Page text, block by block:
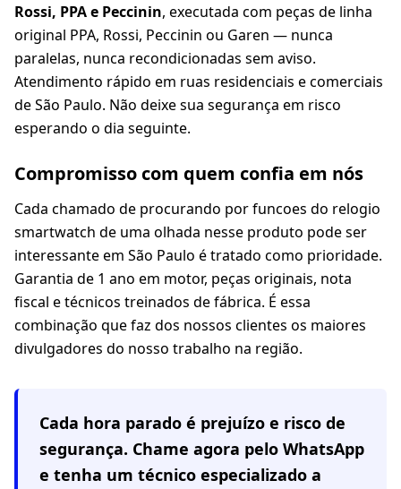
Rossi, PPA e Peccinin, executada com peças de linha
original PPA, Rossi, Peccinin ou Garen — nunca
paralelas, nunca recondicionadas sem aviso.
Atendimento rápido em ruas residenciais e comerciais
de São Paulo. Não deixe sua segurança em risco
esperando o dia seguinte.
Compromisso com quem confia em nós
Cada chamado de procurando por funcoes do relogio
smartwatch de uma olhada nesse produto pode ser
interessante em São Paulo é tratado como prioridade.
Garantia de 1 ano em motor, peças originais, nota
fiscal e técnicos treinados de fábrica. É essa
combinação que faz dos nossos clientes os maiores
divulgadores do nosso trabalho na região.
Cada hora parado é prejuízo e risco de
segurança. Chame agora pelo WhatsApp
e tenha um técnico especializado a